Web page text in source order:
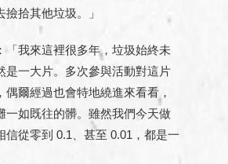
拾其他垃圾。」
「我來這裡很多年，垃圾始終未
是一大片。多次參與活動對這片
偶爾經過也會特地繞進來看看，
一如既往的髒。雖然我們今天做
信從零到 0.1、甚至 0.01，都是一